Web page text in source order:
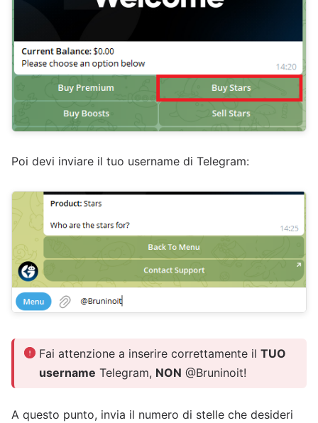
Poi devi inviare il tuo username di Telegram:
Fai attenzione a inserire correttamente il TUO
username Telegram, NON @Bruninoit!
A questo punto, invia il numero di stelle che desideri